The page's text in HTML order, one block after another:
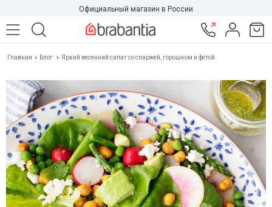
Официальный магазин в России
Главная Блог Яркий весенний салат со спаржей, горошком и фетой